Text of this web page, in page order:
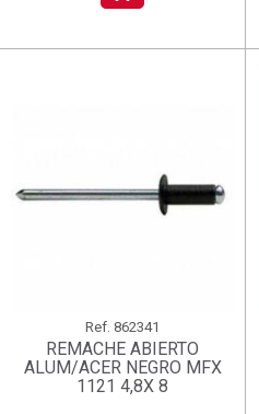
Ref. 862341
REMACHE ABIERTO
ALUM/ACER NEGRO MFX
1121 4,8X 8